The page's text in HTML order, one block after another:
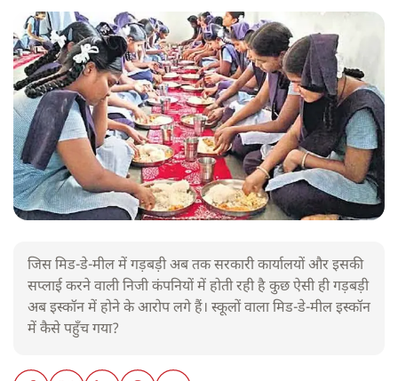
जिस मिड-डे-मील में गड़बड़ी अब तक सरकारी कार्यालयों और इसकी
सप्लाई करने वाली निजी कंपनियों में होती रही है कुछ ऐसी ही गड़बड़ी
अब इस्कॉन में होने के आरोप लगे हैं। स्कूलों वाला मिड-डे-मील इस्कॉन
में कैसे पहुँच गया?